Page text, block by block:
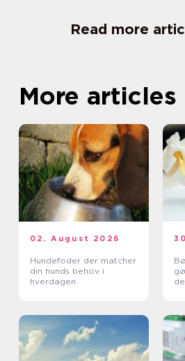
Read more
More articles
02. August 2026
Hundefoder der matcher
din hunds behov i
hverdagen